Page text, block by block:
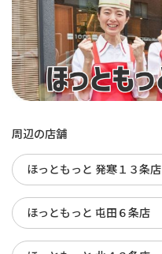
周辺の店舗
ほっともっと 発寒１３条店
ほっともっと 屯田６条店